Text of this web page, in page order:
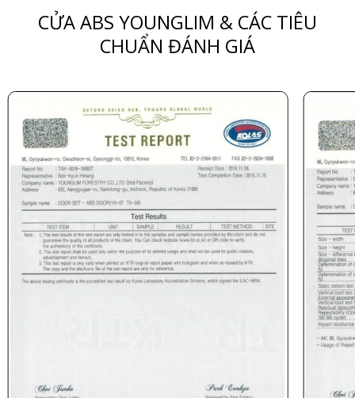
CỬA ABS YOUNGLIM & CÁC TIÊU
CHUẨN ĐÁNH GIÁ